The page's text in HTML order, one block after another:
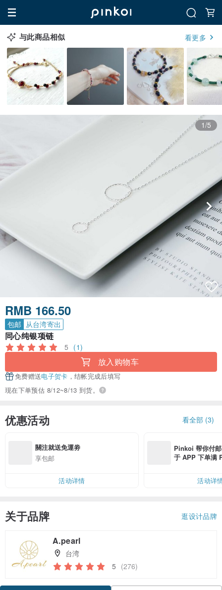
与此商品相似 看更多
1/5
RMB 166.50
包邮 从台湾寄出
同心纯银项链
5 (1)
放入购物车
免费赠送电子贺卡 ，结帐完成后填写
现在下单预估 8/12~8/13 到货。
优惠活动 看全部 (3)
關注就送免運劵
享包邮
活动详情
Pinkoi 帮你付
于 APP 下单满
活动详
关于品牌 逛设计品牌
A.pearl
台湾
5 (276)